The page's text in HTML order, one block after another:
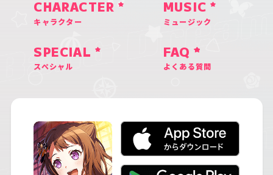
CHARACTER
キャラクター
MUSIC
ミュージック
SPECIAL
スペシャル
FAQ
よくある質問